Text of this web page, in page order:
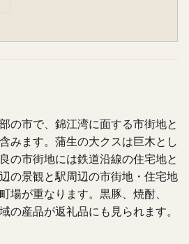
の市で、錦江湾に面する市街地と
みます。蒲生の大クスは巨木とし
の市街地には鉄道沿線の住宅地と
の景観と駅周辺の市街地・住宅地
場が重なります。黒豚、焼酎、
の産品が返礼品にも見られます。